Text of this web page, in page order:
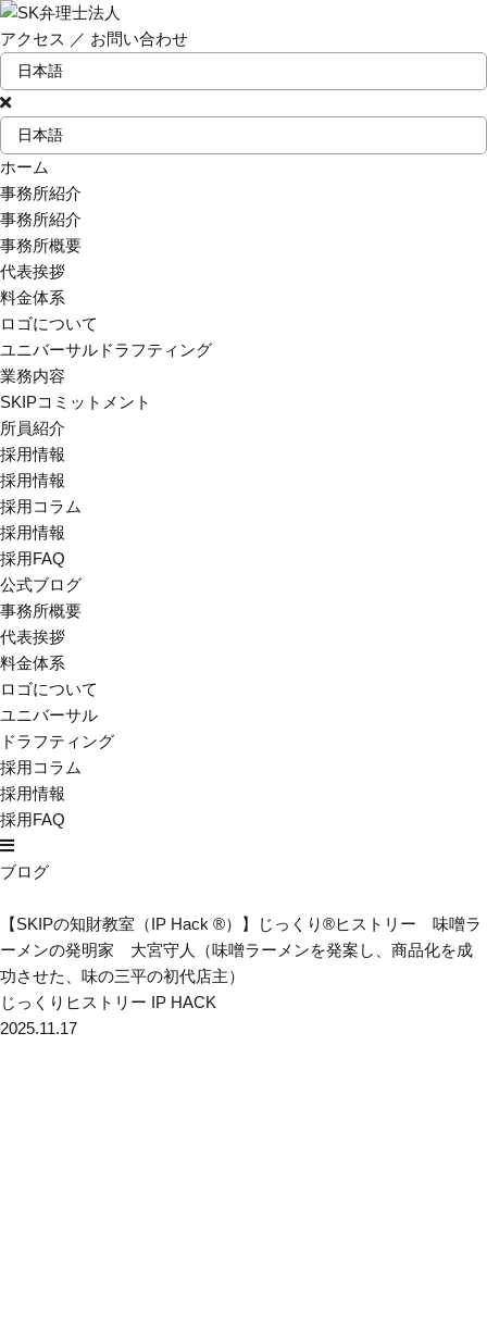
アクセス ／ お問い合わせ
ホーム
事務所紹介
事務所紹介
事務所概要
代表挨拶
料金体系
ロゴについて
ユニバーサルドラフティング
業務内容
SKIPコミットメント
所員紹介
採用情報
採用情報
採用コラム
採用情報
採用FAQ
公式ブログ
事務所概要
代表挨拶
料金体系
ロゴについて
ユニバーサル
ドラフティング
採用コラム
採用情報
採用FAQ
ブログ
【SKIPの知財教室（IP Hack ®）】じっくり®ヒストリー 味噌ラ
ーメンの発明家 大宮守人（味噌ラーメンを発案し、商品化を成
功させた、味の三平の初代店主）
じっくりヒストリー IP HACK
2025.11.17